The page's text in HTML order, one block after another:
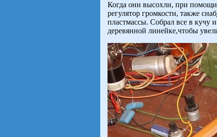
Когда они высохли, при
регулятор громкости, также
пластмассы. Собрал все в кучу
деревянной линейке,чтобы